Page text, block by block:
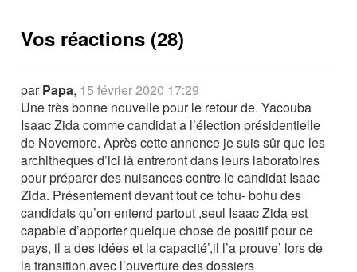
Vos réactions (28)
parPapa, 15 février 2020 17:29
Une très bonne nouvelle pour le retour de. Yacouba
Isaac Zida comme candidat a l’élection présidentielle
de Novembre. Après cette annonce je suis sûr que les
architheques d’ici là entreront dans leurs laboratoires
pour préparer des nuisances contre le candidat Isaac
Zida. Présentement devant tout ce tohu- bohu des
candidats qu’on entend partout ,seul Isaac Zida est
capable d’apporter quelque chose de positif pour ce
pays, il a des idées et la capacité’,il l’a prouve’ lors de
la transition,avec l’ouverture des dossiers